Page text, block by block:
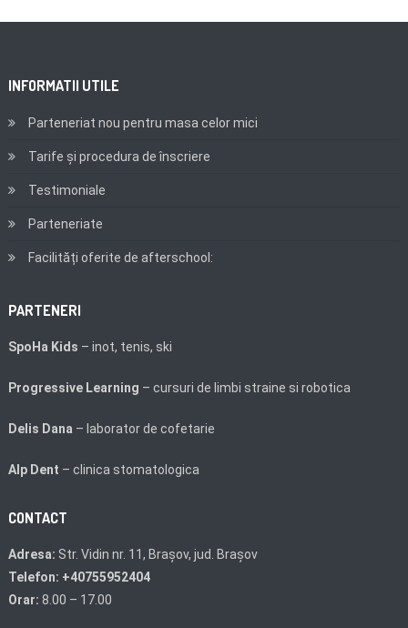
INFORMATII UTILE
Parteneriat nou pentru masa celor mici
Tarife și procedura de înscriere
Testimoniale
Parteneriate
Facilități oferite de afterschool:
PARTENERI
SpoHa Kids – inot, tenis, ski
Progressive Learning – cursuri de limbi straine si robotica
Delis Dana – laborator de cofetarie
Alp Dent – clinica stomatologica
CONTACT
Adresa: Str. Vidin nr. 11, Brașov, jud. Brașov
Telefon: +40755952404
Orar: 8.00 – 17.00